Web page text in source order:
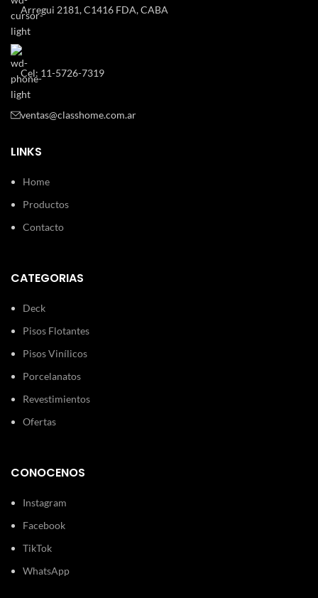
Arregui 2181, C1416 FDA, CABA
Cel: 11-5726-7319
ventas@classhome.com.ar
LINKS
Home
Productos
Contacto
CATEGORIAS
Deck
Pisos Flotantes
Pisos Vinílicos
Porcelanatos
Revestimientos
Ofertas
CONOCENOS
Instagram
Facebook
TikTok
WhatsApp